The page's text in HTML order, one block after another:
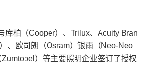
库柏（Cooper）、Trilux、Acuity Bran
、欧司朗（Osram）银雨（Neo-Neo
）等主要照明企业签订了授权